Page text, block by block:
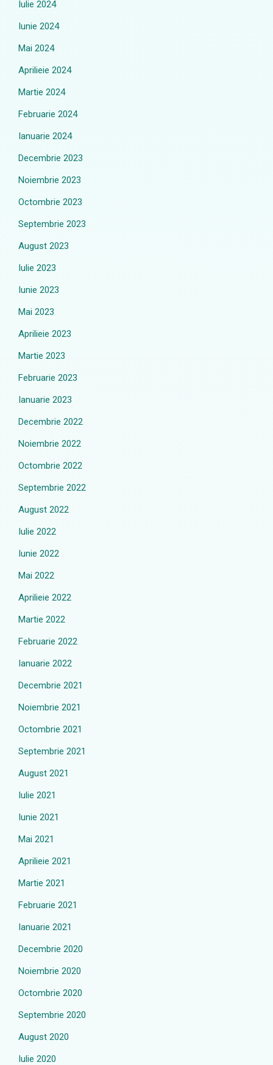
Iulie 2024
Iunie 2024
Mai 2024
Aprilieie 2024
Martie 2024
Februarie 2024
Ianuarie 2024
Decembrie 2023
Noiembrie 2023
Octombrie 2023
Septembrie 2023
August 2023
Iulie 2023
Iunie 2023
Mai 2023
Aprilieie 2023
Martie 2023
Februarie 2023
Ianuarie 2023
Decembrie 2022
Noiembrie 2022
Octombrie 2022
Septembrie 2022
August 2022
Iulie 2022
Iunie 2022
Mai 2022
Aprilieie 2022
Martie 2022
Februarie 2022
Ianuarie 2022
Decembrie 2021
Noiembrie 2021
Octombrie 2021
Septembrie 2021
August 2021
Iulie 2021
Iunie 2021
Mai 2021
Aprilieie 2021
Martie 2021
Februarie 2021
Ianuarie 2021
Decembrie 2020
Noiembrie 2020
Octombrie 2020
Septembrie 2020
August 2020
Iulie 2020